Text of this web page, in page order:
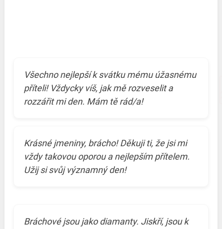
Všechno nejlepší k svátku mému úžasnému
příteli! Vždycky víš, jak mě rozveselit a
rozzářit mi den. Mám tě rád/a!
Krásné jmeniny, brácho! Děkuji ti, že jsi mi
vždy takovou oporou a nejlepším přítelem.
Užij si svůj významný den!
Bráchové jsou jako diamanty. Jiskří, jsou k